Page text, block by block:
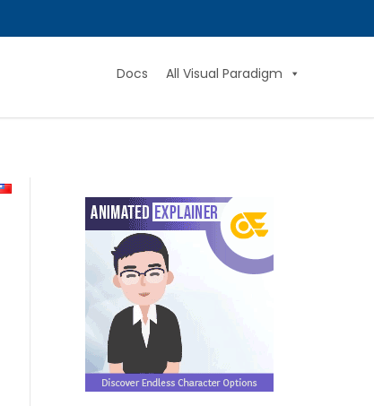
Docs All Visual Paradigm